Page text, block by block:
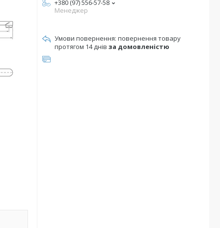
+380 (97) 556-57-58
Менеджер
повернення товару
протягом 14 днів за домовленістю